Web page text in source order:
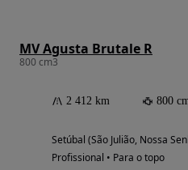
MV Agusta Brutale R
800 cm3
2 412 km 800
Setúbal (São Julião, Nossa
Profissional • Para o topo